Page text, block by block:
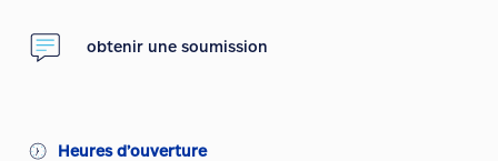
obtenir une soumission
Heures d’ouverture